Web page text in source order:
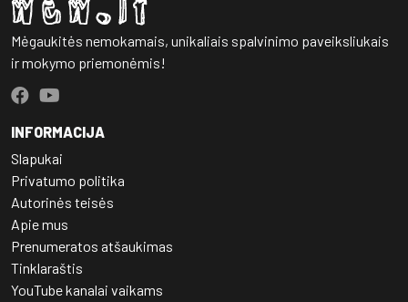
Mėgaukitės nemokamais, unikaliais spalvinimo paveiksliukais
ir mokymo priemonėmis!
INFORMACIJA
Slapukai
Privatumo politika
Autorinės teisės
Apie mus
Prenumeratos atšaukimas
Tinklaraštis
YouTube kanalai vaikams